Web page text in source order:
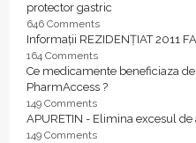
protector gastric
646 Comments
Informații REZIDENȚIAT 2011
164 Comments
Ce medicamente beneficiaza
PharmAccess ?
149 Comments
APURETIN - Elimina excesul
149 Comments